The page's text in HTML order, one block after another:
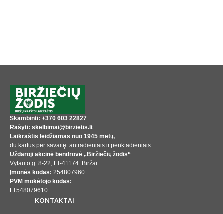
Skambinti: +370 603 22827
Rašyti: skelbimai@birzietis.lt
Laikraštis leidžiamas nuo 1945 metų,
du kartus per savaitę: antradieniais ir penktadieniais.
Uždaroji akcinė bendrovė „Biržiečių žodis“
Vytauto g. 8-22, LT-41174. Biržai
Įmonės kodas: 254807960
PVM mokėtojo kodas:
LT548079610
KONTAKTAI